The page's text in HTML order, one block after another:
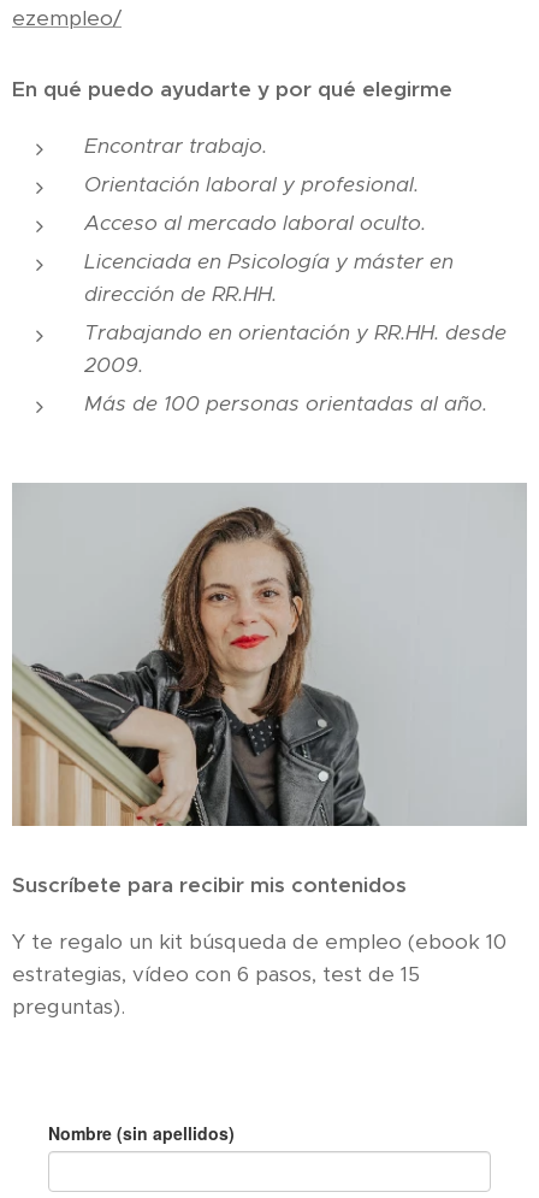
ezempleo/
En qué puedo ayudarte y por qué elegirme
Encontrar trabajo.
Orientación laboral y profesional.
Acceso al mercado laboral oculto.
Licenciada en Psicología y máster en
dirección de RR.HH.
Trabajando en orientación y RR.HH. desde
2009.
Más de 100 personas orientadas al año.
Suscríbete para recibir mis contenidos
Y te regalo un kit búsqueda de empleo (ebook 10
estrategias, vídeo con 6 pasos, test de 15
preguntas).